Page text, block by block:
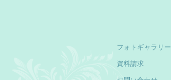
フォトギャラリー
資料請求